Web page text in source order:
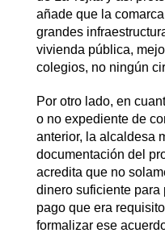
añade que la
grandes
vivienda pública,
colegios, no ningún
Por otro lado, en
o no expediente de
anterior, la alcaldesa
documentación del
acredita que no
dinero suficiente para
pago que era
formalizar ese